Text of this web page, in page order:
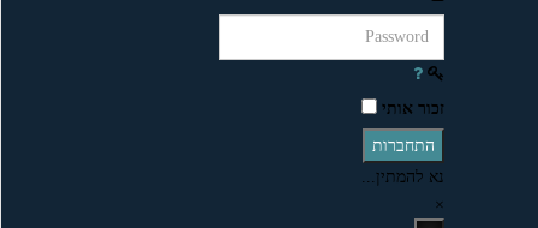
זכור אותי
התחברות
נא להמתין...
×